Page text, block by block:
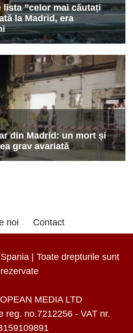
noi Contact
| Toate drepturile sunt
rezervate
MEDIA LTD
reg. no.7212256 - VAT nr.